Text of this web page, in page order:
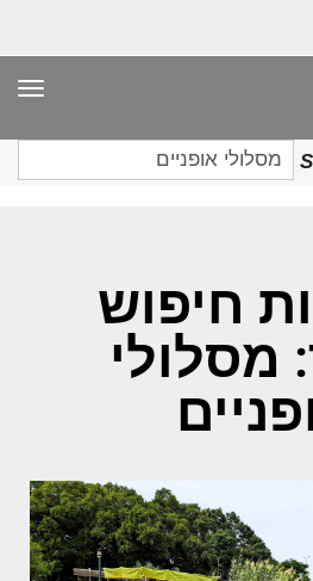
חיפוש
עבור:
חיפוש
מסלולי